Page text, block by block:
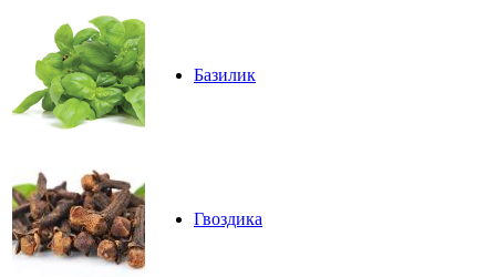
Базилик
Гвоздика